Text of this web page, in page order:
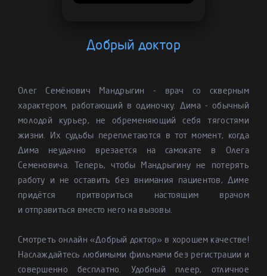
Добрый доктор
Олег Семёнович Мандрыгин - врач со скверным
характером, работающий в одиночку. Дима - обычный
молодой курьер, не обременяющий себя тягостями
жизни. Их судьбы переплетаются в тот момент, когда
Дима неудачно врезается на самокате в Олега
Семеновича. Теперь, чтобы Мандрыгину не потерять
работу и не оставить без внимания пациентов, Диме
придётся притвориться настоящим врачом
и отправиться вместо него на вызовы.
Смотреть онлайн «Добрый доктор» в хорошем качестве!
Наслаждайтесь любимыми фильмами без регистрации и
совершенно бесплатно. Удобный плеер, отличное